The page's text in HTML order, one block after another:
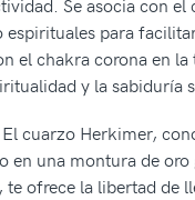
para
el chakra corona en
y la sabiduría
cuarzo Herkimer,
en una montura de
ofrece la libertad de